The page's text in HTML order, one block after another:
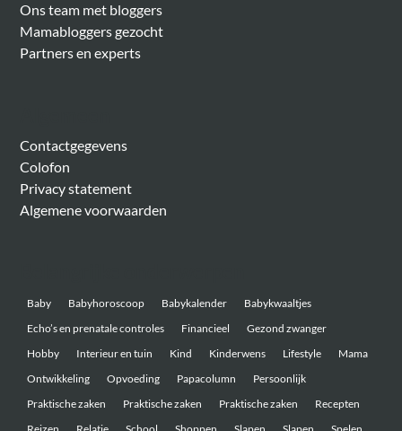
Ons team met bloggers
Mamabloggers gezocht
Partners en experts
Contactgegevens
Colofon
Privacy statement
Algemene voorwaarden
Baby Babyhoroscoop Babykalender
Babykwaaltjes
Echo’s en prenatale controles
Financieel
Gezond zwanger
Hobby
Interieur en tuin Kind Kinderwens Lifestyle
Mama
Ontwikkeling
Opvoeding Papacolumn
Persoonlijk
Praktische zaken
Praktische zaken Praktische zaken
Recepten